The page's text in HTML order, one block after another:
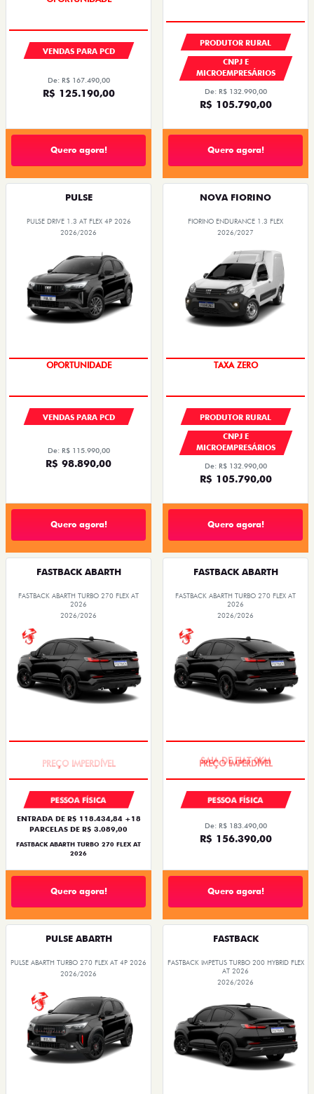
VENDAS PARA PCD
De: R$ 167.490,00
R$ 125.190,00
Quero agora!
PRODUTOR RURAL
CNPJ E
MICROEMPRESÁRIOS
De: R$ 132.990,00
R$ 105.790,00
Quero agora!
PULSE
PULSE DRIVE 1.3 AT FLEX 4P 2026
2026/2026
OPORTUNIDADE
VENDAS PARA PCD
De: R$ 115.990,00
R$ 98.890,00
Quero agora!
NOVA FIORINO
FIORINO ENDURANCE 1.3 FLEX
2026/2027
TAXA ZERO
PRODUTOR RURAL
CNPJ E
MICROEMPRESÁRIOS
De: R$ 132.990,00
R$ 105.790,00
Quero agora!
FASTBACK ABARTH
FASTBACK ABARTH TURBO 270 FLEX AT
2026
2026/2026
PESSOA FÍSICA
ENTRADA DE R$ 118.434,84 +18
PARCELAS DE R$ 3.089,00
FASTBACK ABARTH TURBO 270 FLEX AT
2026
Quero agora!
FASTBACK ABARTH
FASTBACK ABARTH TURBO 270 FLEX AT
2026
2026/2026
PESSOA FÍSICA
De: R$ 183.490,00
R$ 156.390,00
Quero agora!
PULSE ABARTH
PULSE ABARTH TURBO 270 FLEX AT 4P 2026
2026/2026
FASTBACK
FASTBACK IMPETUS TURBO 200 HYBRID FLEX
AT 2026
2026/2026